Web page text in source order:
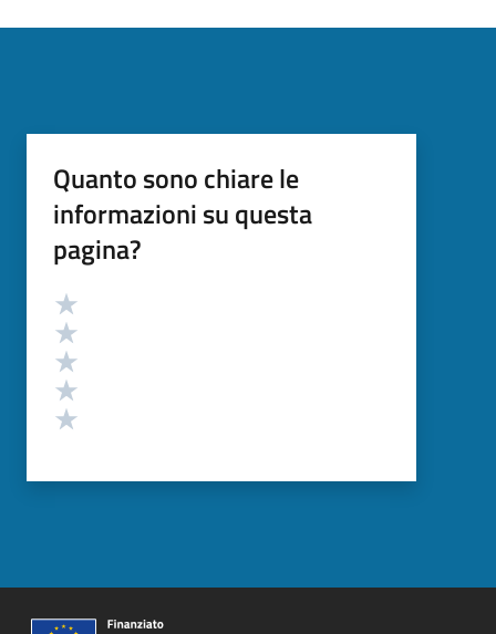
Quanto sono chiare le
informazioni su questa
pagina?
Valutazione